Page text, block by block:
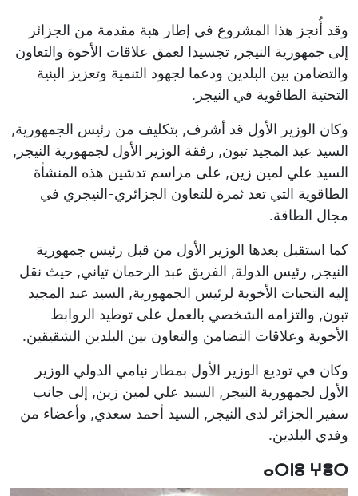
وقد أُنجز هذا المشروع في إطار هبة مقدمة من الجزائر
إلى جمهورية النيجر, تجسيدا لعمق علاقات الأخوة والتعاون
والتضامن بين البلدين ودعما لجهود التنمية وتعزيز البنية
التحتية الطاقوية في النيجر.
وكان الوزير الأول قد أشرف, بتكليف من رئيس الجمهورية,
السيد عبد المجيد تبون, رفقة الوزير الأول لجمهورية النيجر,
السيد علي لمين زين, على مراسم تدشين هذه المنشأة
الطاقوية التي تعد ثمرة للتعاون الجزائري-النيجري في
مجال الطاقة.
كما استقبل بعدها الوزير الأول من قبل رئيس جمهورية
النيجر, رئيس الدولة, الفريق عبد الرحمان تياني, حيث نقل
إليه التحيات الأخوية لرئيس الجمهورية, السيد عبد المجيد
تبون, والتزامه الشخصي بالعمل على توطيد الروابط
الأخوية وعلاقات التضامن والتعاون بين البلدين الشقيقين.
وكان في توديع الوزير الأول بمطار نيامي الدولي الوزير
الأول لجمهورية النيجر, السيد علي لمين زين, إلى جانب
سفير الجزائر لدى النيجر, السيد أحمد سعدي, وأعضاء من
وفدي البلدين.
ⴰⵔⵏⵓ ⵖⴻⵔ